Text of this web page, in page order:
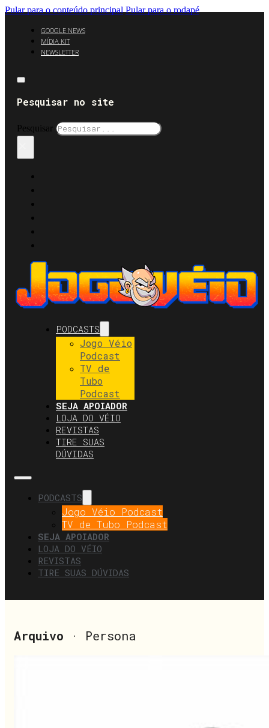
Pular para o conteúdo principal Pular para o rodapé
GOOGLE NEWS
MÍDIA KIT
NEWSLETTER
Pesquisar no site
Pesquisar
PODCASTS
Jogo Véio
Podcast
TV de
Tubo
Podcast
SEJA APOIADOR
LOJA DO VÉIO
REVISTAS
TIRE SUAS
DÚVIDAS
PODCASTS
Jogo Véio Podcast
TV de Tubo Podcast
SEJA APOIADOR
LOJA DO VÉIO
REVISTAS
TIRE SUAS DÚVIDAS
Arquivo · Persona